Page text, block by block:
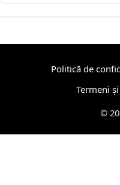
Politică de
Termeni
©